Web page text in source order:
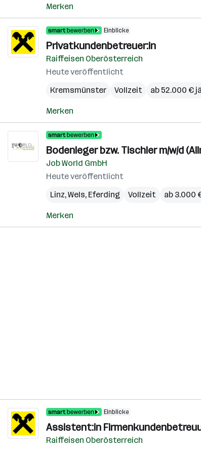
Merken
Einblicke
Privatkundenbetreuer:in
Raiffeisen Oberösterreich
Heute veröffentlicht
Kremsmünster
Vollzeit ab 52.000 €
Merken
Bodenleger bzw. Tischler m/w/d
Job World GmbH
Heute veröffentlicht
Linz,Wels, Eferding Vollzeit ab 3.000
Merken
Einblicke
Assistent:in
Raiffeisen Oberösterreich